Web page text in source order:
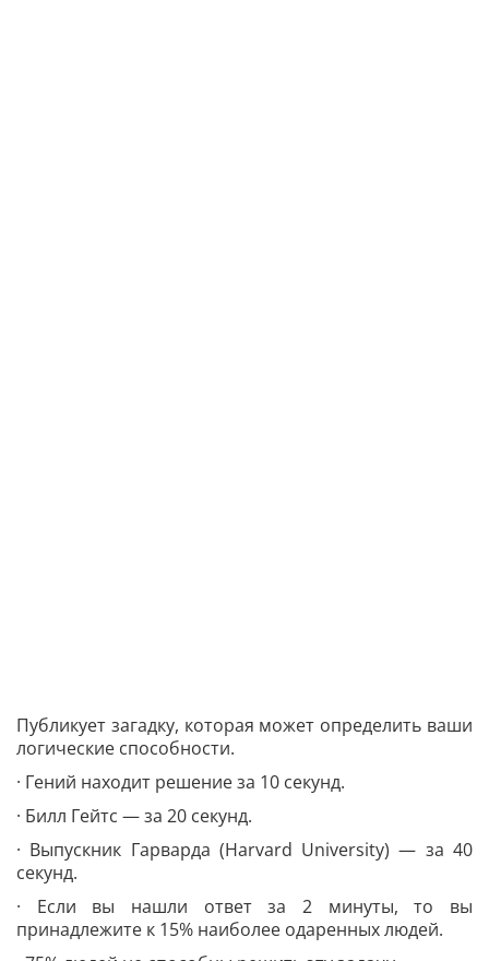
Публикует загадку, которая может определить ваши
логические способности.
· Гений находит решение за 10 секунд.
· Билл Гейтс — за 20 секунд.
· Выпускник Гарварда (Harvard University) — за 40
секунд.
· Если вы нашли ответ за 2 минуты, то вы
принадлежите к 15% наиболее одаренных людей.